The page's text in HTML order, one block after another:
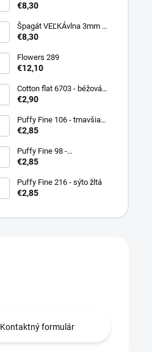
Čajová ruža
€8,30
Špagát VEĽKÁvlna 3mm -
Kapučíno
€8,30
Flowers 289
€12,10
Cotton flat 6703 - béžová
svetlá
€2,90
Puffy Fine 106 - tmavšia
červená
€2,85
Puffy Fine 98 -
fialovoružová
€2,85
Puffy Fine 216 - sýto žltá
€2,85
Kontaktný formulár